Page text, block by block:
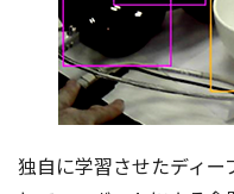
独自に学習させたディ